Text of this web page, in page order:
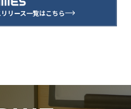
リース一覧はこちら